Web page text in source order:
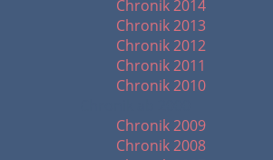
Chronik 2014
Chronik 2013
Chronik 2012
Chronik 2011
Chronik 2010
Chronik 2009
Chronik 2008